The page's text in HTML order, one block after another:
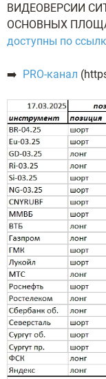
ВИДЕОВЕРСИИ
ОСНОВНЫХ
доступны по
➡️ PRO-канал